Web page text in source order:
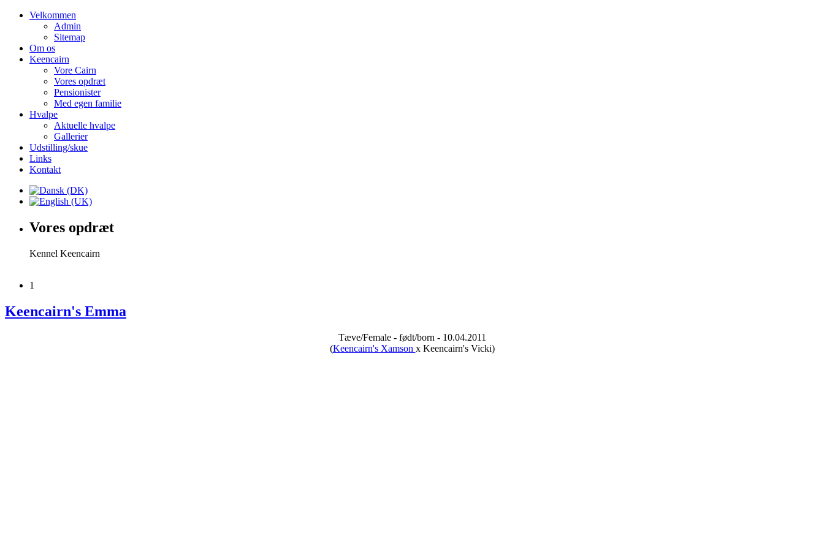
Velkommen
Admin
Sitemap
Om os
Keencairn
Vore Cairn
Vores opdræt
Pensionister
Med egen familie
Hvalpe
Aktuelle hvalpe
Gallerier
Udstilling/skue
Links
Kontakt
Vores opdræt
Kennel Keencairn
1
Keencairn's Emma
Tæve/Female - født/born - 10.04.2011
(Keencairn's Xamson x Keencairn's Vicki)